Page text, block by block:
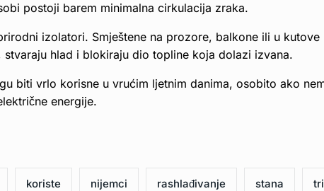
postoji barem minimalna cirkulacija zraka.
izolatori. Smještene na prozore, balkone ili u kutove
hlad i blokiraju dio topline koja dolazi izvana.
biti vrlo korisne u vrućim ljetnim danima, osobito ako
energije.
koriste nijemci rashlađivanje stana